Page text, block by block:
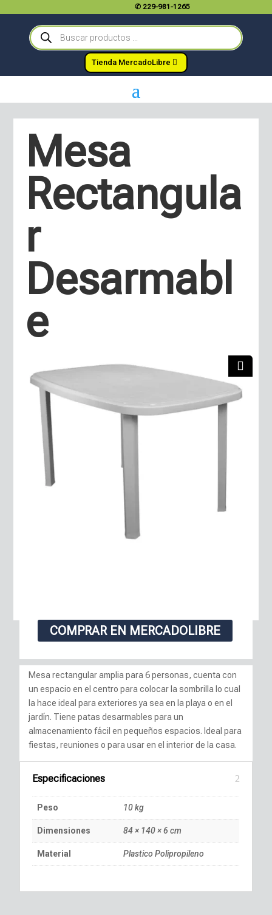
✆ 229-981-1265
Búsqueda
de
productos
Tienda MercadoLibre
Mesa
Rectangula
r
Desarmabl
e
COMPRAR EN MERCADOLIBRE
Mesa rectangular amplia para 6 personas, cuenta con
un espacio en el centro para colocar la sombrilla lo cual
la hace ideal para exteriores ya sea en la playa o en el
jardín. Tiene patas desarmables para un
almacenamiento fácil en pequeños espacios. Ideal para
fiestas, reuniones o para usar en el interior de la casa.
Especificaciones
Peso 10 kg
Dimensiones 84 × 140 × 6 cm
Material Plastico Polipropileno